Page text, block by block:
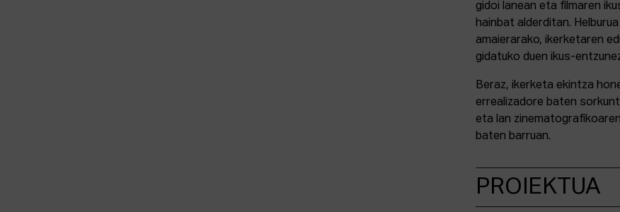
gidoi lanean eta filmaren
hainbat alderditan.
amaierarako, ikerketaren
gidatuko duen ikus-
Beraz, ikerketa ekintza
errealizadore baten
eta lan
baten barruan.
PROIEKTUA